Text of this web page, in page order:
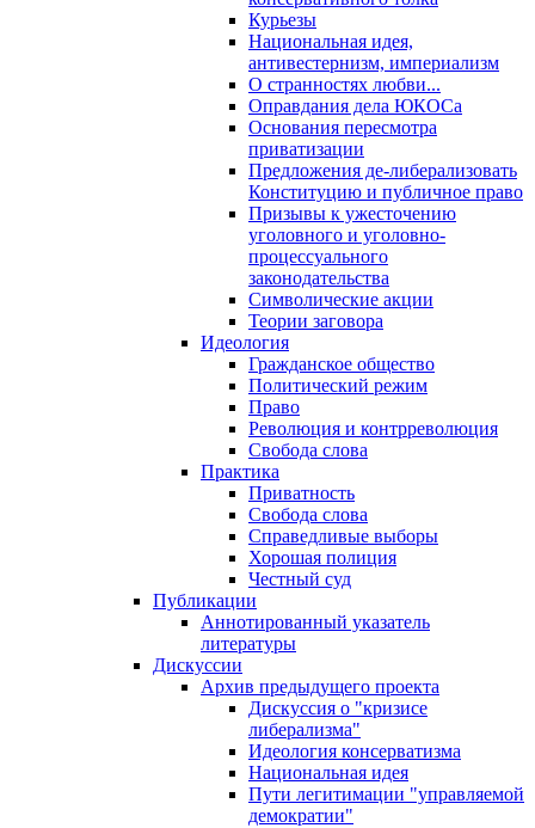
Курьезы
Национальная идея,
антивестернизм, империализм
О странностях любви...
Оправдания дела ЮКОСа
Основания пересмотра
приватизации
Предложения де-либерализовать
Конституцию и публичное право
Призывы к ужесточению
уголовного и уголовно-
процессуального
законодательства
Символические акции
Теории заговора
Идеология
Гражданское общество
Политический режим
Право
Революция и контрреволюция
Свобода слова
Практика
Приватность
Свобода слова
Справедливые выборы
Хорошая полиция
Честный суд
Публикации
Аннотированный указатель
литературы
Дискуссии
Архив предыдущего проекта
Дискуссия о "кризисе
либерализма"
Идеология консерватизма
Национальная идея
Пути легитимации "управляемой
демократии"